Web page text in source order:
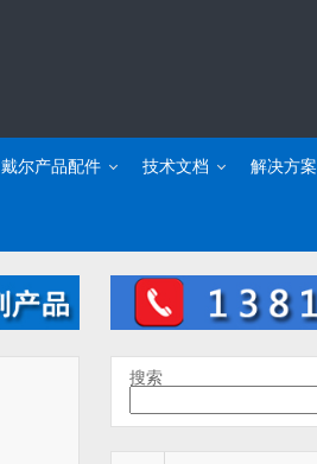
戴尔产品配件 技术文档 解决方案
搜索